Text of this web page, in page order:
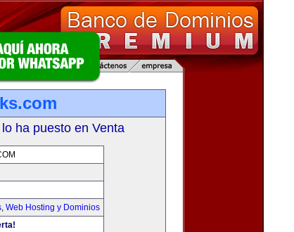
ha puesto en Venta
, Web Hosting y Dominios